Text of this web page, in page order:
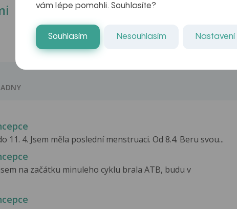
naděje pro ty,
kteří ji...
11. 4. Jsem měla poslední menstruaci. Od 8.4. Beru svou...
na začátku minuleho cyklu brala ATB, budu v
vám lépe pomohli. Souhlasíte?
Souhlasím Nesouhlasím Nastavení